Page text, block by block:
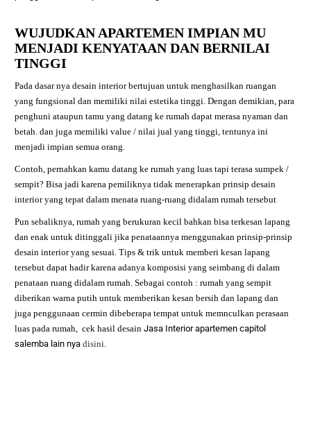
WUJUDKAN APARTEMEN IMPIAN MU
MENJADI KENYATAAN DAN BERNILAI
TINGGI
Pada dasar nya desain interior bertujuan untuk menghasilkan ruangan
yang fungsional dan memiliki nilai estetika tinggi. Dengan demikian, para
penghuni ataupun tamu yang datang ke rumah dapat merasa nyaman dan
betah. dan juga memiliki value / nilai jual yang tinggi, tentunya ini
menjadi impian semua orang.
Contoh, pernahkan kamu datang ke rumah yang luas tapi terasa sumpek /
sempit? Bisa jadi karena pemiliknya tidak menerapkan prinsip desain
interior yang tepat dalam menata ruang-ruang didalam rumah tersebut
Pun sebaliknya, rumah yang berukuran kecil bahkan bisa terkesan lapang
dan enak untuk ditinggali jika penataannya menggunakan prinsip-prinsip
desain interior yang sesuai. Tips & trik untuk memberi kesan lapang
tersebut dapat hadir karena adanya komposisi yang seimbang di dalam
penataan ruang didalam rumah. Sebagai contoh : rumah yang sempit
diberikan warna putih untuk memberikan kesan bersih dan lapang dan
juga penggunaan cermin dibeberapa tempat untuk memnculkan perasaan
luas pada rumah,
cek hasil desainJasa Interior apartemen capitol
salemba lain nyadisini